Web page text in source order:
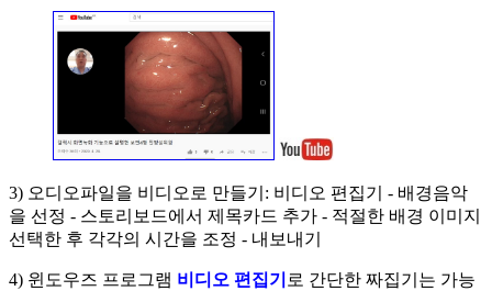
3) 오디오파일을 비디오로 만들기: 비디오 편집기 - 배경음악
을 선정 - 스토리보드에서 제목카드 추가 - 적절한 배경 이미지
선택한 후 각각의 시간을 조정 - 내보내기
4) 윈도우즈 프로그램 비디오 편집기 로 간단한 짜집기는 가능